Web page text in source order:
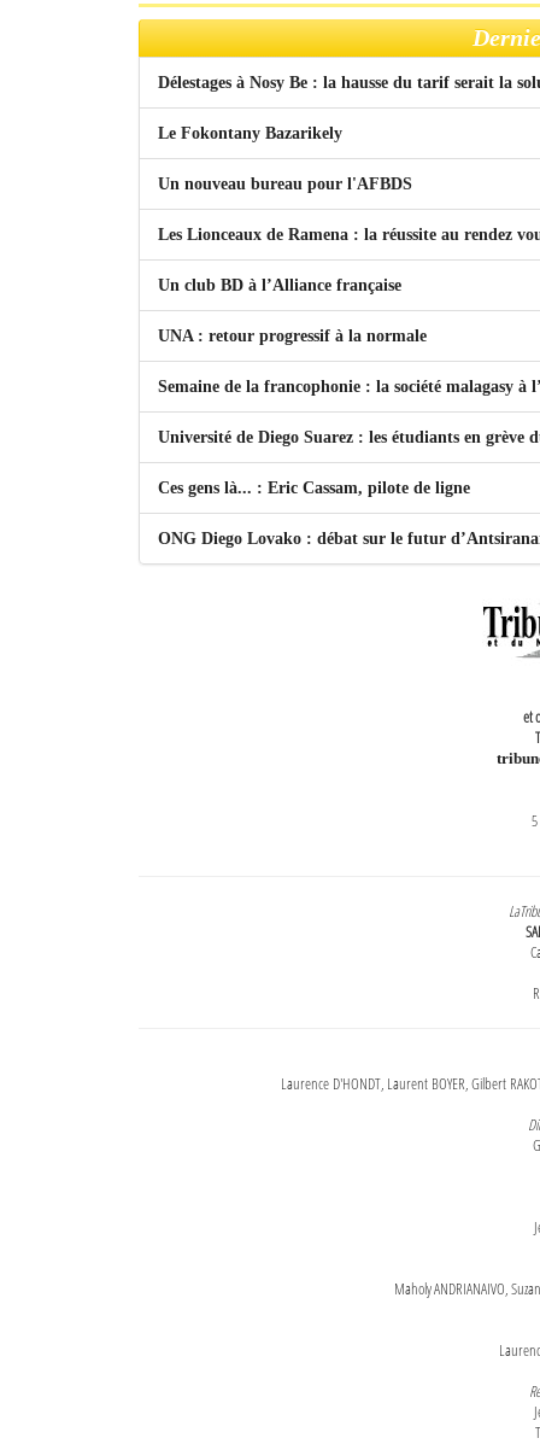
Délestages à Nosy Be : la hausse du tarif serait la
Le Fokontany Bazarikely
Un nouveau bureau pour l'AFBDS
Les Lionceaux de Ramena : la réussite au rendez
Un club BD à l’Alliance française
UNA : retour progressif à la normale
Semaine de la francophonie : la société malagasy à
Université de Diego Suarez : les étudiants en grève
Ces gens là... : Eric Cassam, pilote de ligne
ONG Diego Lovako : débat sur le futur
et
Laurence D'HONDT, Laurent BOYER, Gilbert
Maholy ANDRIANAIVO,